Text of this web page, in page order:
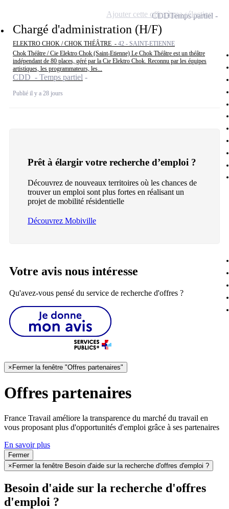
Chargé d'administration (H/F)
ELEKTRO CHOK / CHOK THÉÂTRE - 42 - SAINT-ETIENNE
Chok Théâtre / Cie Elektro Chok (Saint-Etienne) Le Chok Théâtre est un théâtre
indépendant de 80 places, géré par la Cie Elektro Chok. Reconnu par les équipes
artistiques, les programmateurs, les...
CDD - Temps partiel
Publié il y a 28 jours
CDDTemps partiel
Ajouter cette offre à ma sélection
Prêt à élargir votre recherche d’emploi ?
Découvrez de nouveaux territoires où les chances de
trouver un emploi sont plus fortes en réalisant un
projet de mobilité résidentielle
Découvrez Mobiville
Votre avis nous intéresse
Qu'avez-vous pensé du service de recherche d'offres ?
× Fermer la fenêtre "Offres partenaires"
Offres partenaires
France Travail améliore la transparence du marché du travail en
vous proposant plus d'opportunités d'emploi grâce à ses partenaires
En savoir plus
Fermer
× Fermer la fenêtre Besoin d'aide sur la recherche d'offres d'emploi ?
Besoin d'aide sur la recherche d'offres
d'emploi ?